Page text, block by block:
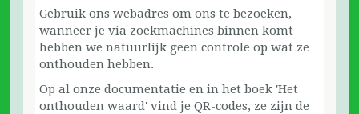
Gebruik ons webadres om ons te bezoeken,
wanneer je via zoekmachines binnen komt
hebben we natuurlijk geen controle op wat ze
onthouden hebben.
Op al onze documentatie en in het boek 'Het
onthouden waard' vind je QR-codes, ze zijn de